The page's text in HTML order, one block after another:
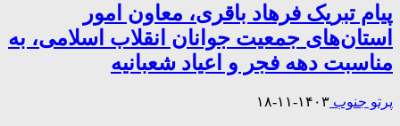
پیام تبریک فرهاد باقری، معاون امور
استان‌های جمعیت جوانان انقلاب اسلامی، به
مناسبت دهه فجر و اعیاد شعبانیه
پرتو جنوب ۱۴۰۳-۱۱-۱۸